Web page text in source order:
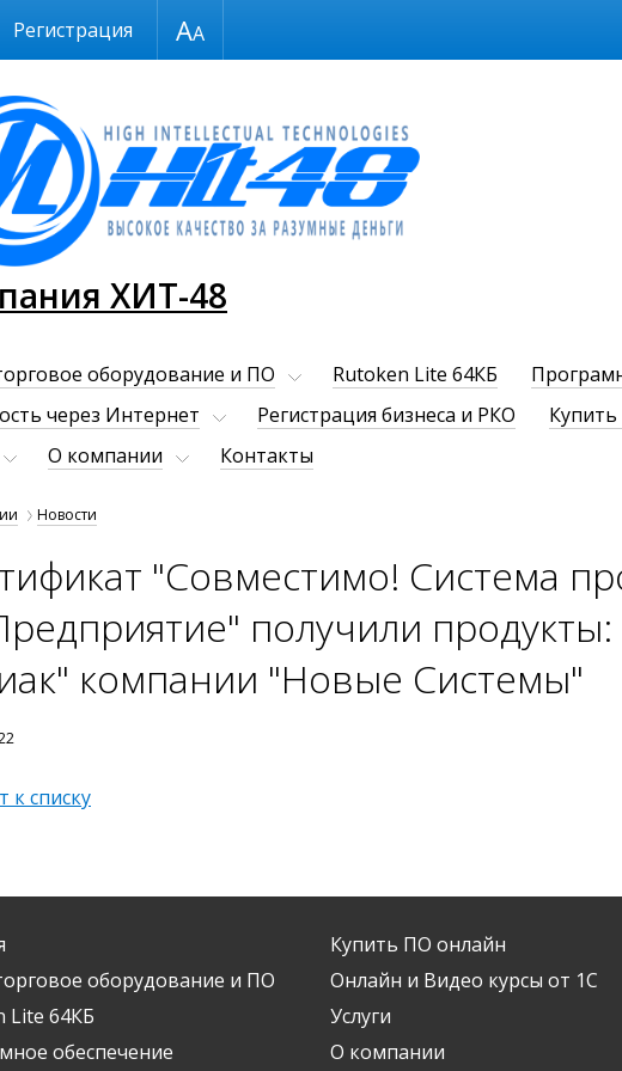
шрифта
ХИТ-48
Регистрация
оборудование и ПО Rutoken Lite 64КБ
через Интернет
Регистрация бизнеса и РКО
О компании Контакты
Новости
"Совместимо! Система
получили
компании "Новые Системы"
к списку
оборудование и ПО
Lite 64КБ
обеспечение
Купить ПО онлайн
Онлайн и Видео курсы от 1С
Услуги
О компании